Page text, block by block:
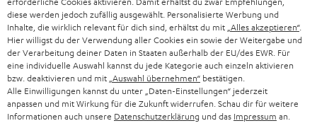
diese werden jedoch zufällig ausgewählt. Personalisierte Werbung und
Inhalte, die wirklich relevant für dich sind, erhältst du mit „Alles akzeptieren“.
Hier willigst du der Verwendung aller Cookies ein sowie der Weitergabe und
der Verarbeitung deiner Daten in Staaten außerhalb der EU/des EWR. Für
eine individuelle Auswahl kannst du jede Kategorie auch einzeln aktivieren
bzw. deaktivieren und mit „Auswahl übernehmen“ bestätigen.
Alle Einwilligungen kannst du unter „Daten-Einstellungen“ jederzeit
anpassen und mit Wirkung für die Zukunft widerrufen. Schau dir für weitere
Informationen auch unsere Datenschutzerklärung und das Impressum an.